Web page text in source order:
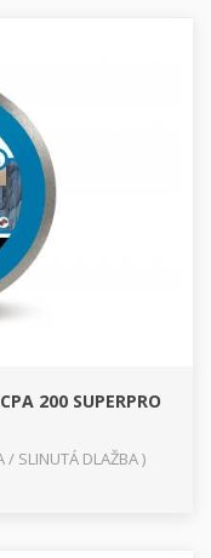
200 SUPERPRO
/ SLINUTÁ DLAŽBA )